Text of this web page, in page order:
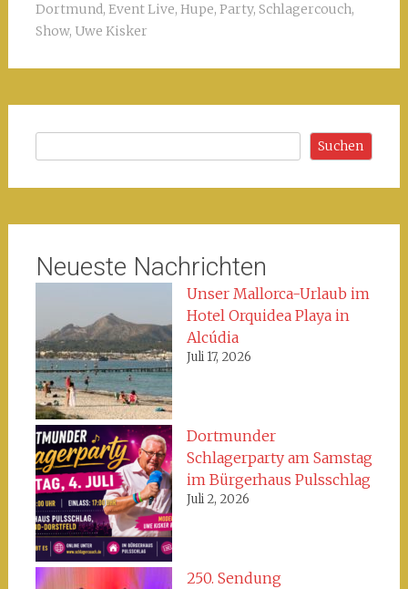
Dortmund, Event Live, Hupe, Party, Schlagercouch,
Show, Uwe Kisker
Suchen
Neueste Nachrichten
Unser Mallorca-Urlaub im
Hotel Orquidea Playa in
Alcúdia
Juli 17, 2026
Dortmunder
Schlagerparty am Samstag
im Bürgerhaus Pulsschlag
Juli 2, 2026
250. Sendung